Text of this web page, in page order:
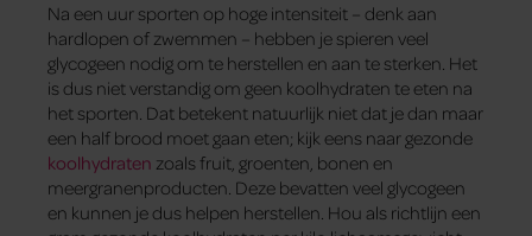
Na een uur sporten op hoge intensiteit – denk aan
hardlopen of zwemmen – hebben je spieren veel
glycogeen nodig om te herstellen en aan te sterken. Het
is dus niet verstandig om geen koolhydraten te eten na
het sporten. Dat betekent natuurlijk niet dat je dan maar
een half brood moet gaan eten; kijk eens naar gezonde
koolhydraten zoals fruit, groenten, bonen en
meergranenproducten. Deze bevatten veel glycogeen
en kunnen je dus helpen herstellen. Hou als richtlijn een